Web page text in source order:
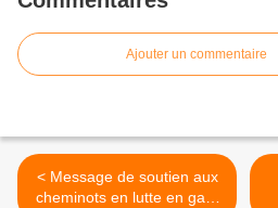
Ajouter un commentaire
< Message de soutien aux
cheminots en lutte en gare